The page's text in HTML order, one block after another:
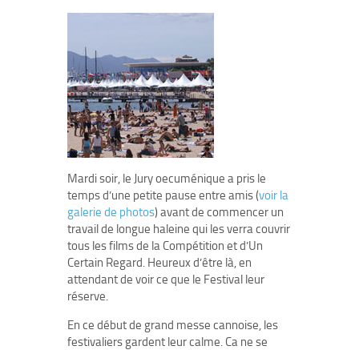
Mardi soir, le Jury oecuménique a pris le
temps d’une petite pause entre amis (voir la
galerie de photos) avant de commencer un
travail de longue haleine qui les verra couvrir
tous les films de la Compétition et d’Un
Certain Regard. Heureux d’être là, en
attendant de voir ce que le Festival leur
réserve.
En ce début de grand messe cannoise, les
festivaliers gardent leur calme. Ca ne se